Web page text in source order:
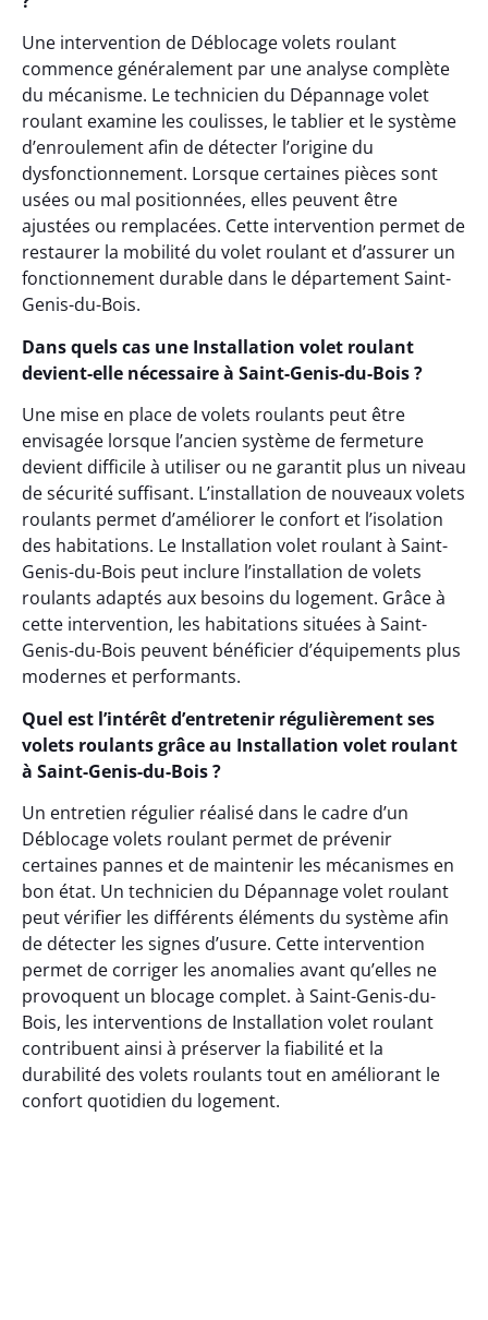
Une intervention de Déblocage volets roulant
commence généralement par une analyse complète
du mécanisme. Le technicien du Dépannage volet
roulant examine les coulisses, le tablier et le système
d’enroulement afin de détecter l’origine du
dysfonctionnement. Lorsque certaines pièces sont
usées ou mal positionnées, elles peuvent être
ajustées ou remplacées. Cette intervention permet de
restaurer la mobilité du volet roulant et d’assurer un
fonctionnement durable dans le département Saint-
Genis-du-Bois.
Dans quels cas une Installation volet roulant
devient-elle nécessaire à Saint-Genis-du-Bois ?
Une mise en place de volets roulants peut être
envisagée lorsque l’ancien système de fermeture
devient difficile à utiliser ou ne garantit plus un niveau
de sécurité suffisant. L’installation de nouveaux volets
roulants permet d’améliorer le confort et l’isolation
des habitations. Le Installation volet roulant à Saint-
Genis-du-Bois peut inclure l’installation de volets
roulants adaptés aux besoins du logement. Grâce à
cette intervention, les habitations situées à Saint-
Genis-du-Bois peuvent bénéficier d’équipements plus
modernes et performants.
Quel est l’intérêt d’entretenir régulièrement ses
volets roulants grâce au Installation volet roulant
à Saint-Genis-du-Bois ?
Un entretien régulier réalisé dans le cadre d’un
Déblocage volets roulant permet de prévenir
certaines pannes et de maintenir les mécanismes en
bon état. Un technicien du Dépannage volet roulant
peut vérifier les différents éléments du système afin
de détecter les signes d’usure. Cette intervention
permet de corriger les anomalies avant qu’elles ne
provoquent un blocage complet. à Saint-Genis-du-
Bois, les interventions de Installation volet roulant
contribuent ainsi à préserver la fiabilité et la
durabilité des volets roulants tout en améliorant le
confort quotidien du logement.